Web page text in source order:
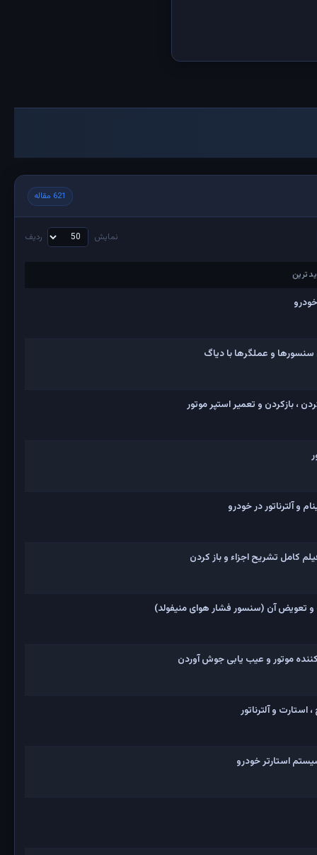
621 مقاله
نمایش ردیف
سنسورها و عملگرها با دیاگ
، بازکردن و تعمیر استپر موتور
و آلترناتور در خودرو
تعویض آن (سنسور فشار هوای منیفولد)
موتور و عیب یابی جوش آوردن
و آلترناتور
استارتر خودرو